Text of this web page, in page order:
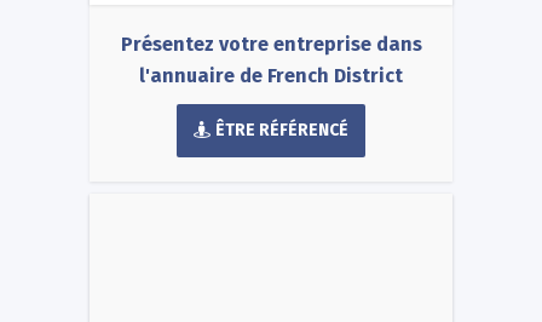
Présentez votre entreprise dans
l'annuaire de French District
ÊTRE RÉFÉRENCÉ